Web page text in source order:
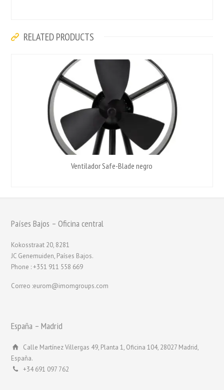
RELATED PRODUCTS
Ventilador Safe-Blade negro
Países Bajos – Oficina central
Kokosstraat 20, 8281
JC Genemuiden, Países Bajos.
Phone : +351 911 558 669
Correo :eurom@imomgroups.com
España – Madrid
Calle Martínez Villergas 49, Planta 1, Oficina 104, 28027 Madrid,
España.
+34 691 097 762